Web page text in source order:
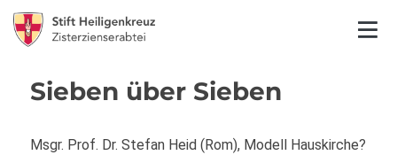
Sieben über Sieben
Msgr. Prof. Dr. Stefan Heid (Rom), Modell Hauskirche?